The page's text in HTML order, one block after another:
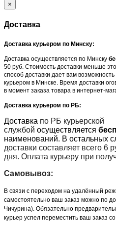
×
Доставка
Доставка курьером по Минску:
Доставка осуществляется по Минску
50 руб. Стоимость доставки меньше
способ доставки дает вам
курьером в Минске. Время доставки
в момент заказа товара в интернет-
Доставка курьером по РБ:
Доставка по РБ курьерской
службой осуществляется
наименований. В остальных
доставки составляет всего 6
дня. Оплата курьеру при
Самовывоз:
В связи с переходом на удалённый
самостоятельно ваш заказ можно по
Чичурина). Обязательно
курьер успел переместить ваш заказ